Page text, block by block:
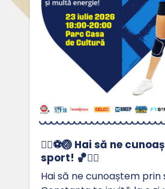
🏃‍♀️⚽🏐 Hai să ne
sport! 🏀🤸‍♂️
Hai să ne cunoaștem prin